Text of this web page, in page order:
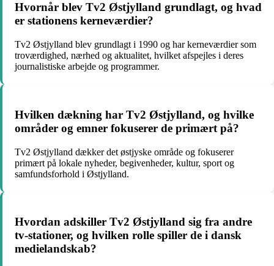
Hvornår blev Tv2 Østjylland grundlagt, og hvad
er stationens kerneværdier?
Tv2 Østjylland blev grundlagt i 1990 og har kerneværdier som
troværdighed, nærhed og aktualitet, hvilket afspejles i deres
journalistiske arbejde og programmer.
Hvilken dækning har Tv2 Østjylland, og hvilke
områder og emner fokuserer de primært på?
Tv2 Østjylland dækker det østjyske område og fokuserer
primært på lokale nyheder, begivenheder, kultur, sport og
samfundsforhold i Østjylland.
Hvordan adskiller Tv2 Østjylland sig fra andre
tv-stationer, og hvilken rolle spiller de i dansk
medielandskab?